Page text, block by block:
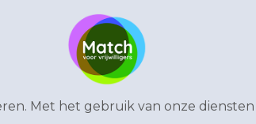
Met het gebruik van onze